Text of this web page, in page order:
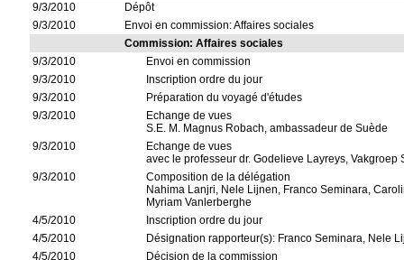
9/3/2010
Dépôt
9/3/2010
Envoi en commission: Affaires sociales
Commission: Affaires sociales
9/3/2010
Envoi en commission
9/3/2010
Inscription ordre du jour
9/3/2010
Préparation du voyagé d'études
9/3/2010
Echange de vues
S.E. M. Magnus Robach, ambassadeur de Suède
9/3/2010
Echange de vues
avec le professeur dr. Godelieve Layreys,
9/3/2010
Composition de la délégation
Nahima Lanjri, Nele Lijnen, Franco Seminara,
Myriam Vanlerberghe
4/5/2010
Inscription ordre du jour
4/5/2010
Désignation rapporteur(s): Franco Seminara, Nele
4/5/2010
Décision de la commission